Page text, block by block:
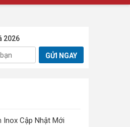
2026
GỬI NGAY
Inox Cập Nhật Mới